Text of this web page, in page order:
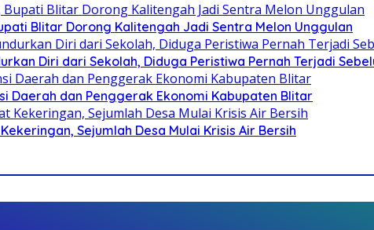
Blitar Dorong Kalitengah Jadi Sentra Melon Unggulan
Diri dari Sekolah, Diduga Peristiwa Pernah Terjadi
Daerah dan Penggerak Ekonomi Kabupaten Blitar
Sejumlah Desa Mulai Krisis Air Bersih